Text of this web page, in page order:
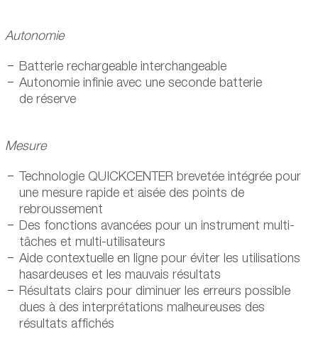
Autonomie
Batterie rechargeable interchangeable
Autonomie infinie avec une seconde batterie
de réserve
Mesure
Technologie QUICKCENTER brevetée intégrée pour
une mesure rapide et aisée des points de
rebroussement
Des fonctions avancées pour un instrument multi-
tâches et multi-utilisateurs
Aide contextuelle en ligne pour éviter les utilisations
hasardeuses et les mauvais résultats
Résultats clairs pour diminuer les erreurs possible
dues à des interprétations malheureuses des
résultats affichés